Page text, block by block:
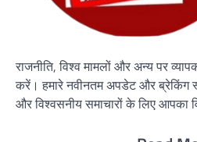
राजनीति, विश्व मामलों और अन्य पर
करें। हमारे नवीनतम अपडेट और ब्रेकिंग
और विश्वसनीय समाचारों के लिए आपका